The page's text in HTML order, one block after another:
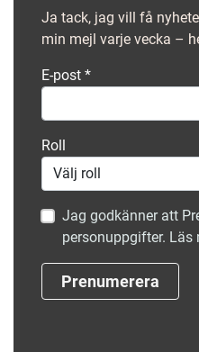
Ja tack, jag vill få
min mejl varje vecka –
E-post *
Roll
Jag godkänner att
personuppgifter. Läs
Prenumerera